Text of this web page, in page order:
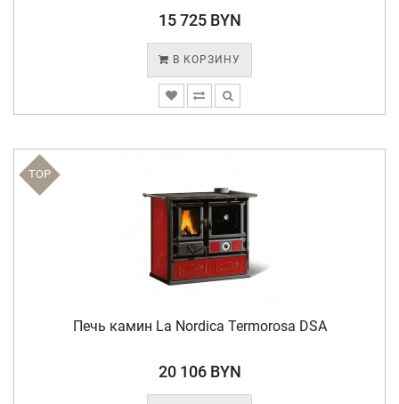
15 725 BYN
В КОРЗИНУ
TOP
Печь камин La Nordica Termorosa DSA
20 106 BYN